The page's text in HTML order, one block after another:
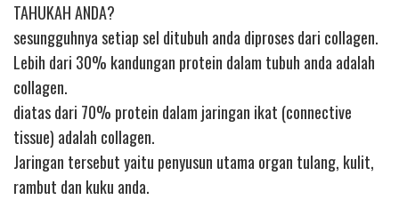
TAHUKAH ANDA?
sesungguhnya setiap sel ditubuh anda diproses dari collagen.
Lebih dari 30% kandungan protein dalam tubuh anda adalah
collagen.
diatas dari 70% protein dalam jaringan ikat (connective
tissue) adalah collagen.
Jaringan tersebut yaitu penyusun utama organ tulang, kulit,
rambut dan kuku anda.